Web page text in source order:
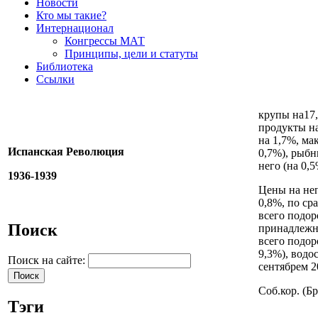
Кто мы такие?
Интернационал
Конгрессы МАТ
Принципы, цели и статуты
Библиотека
Ссылки
Испанская Революция
1936-1939
Поиск
Поиск на сайте:
Тэги
крупы
продукты
на 1,7%,
0,7%),
него (на
Цены на
0,8%, по
всего
всего
9,3%),
сентябрем
Соб.кор.